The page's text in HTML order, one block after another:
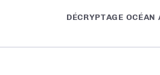
DÉCRYPTAGE